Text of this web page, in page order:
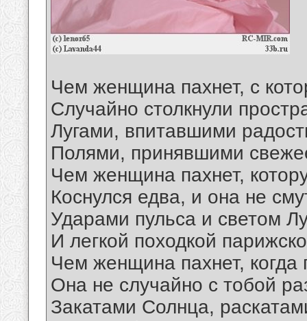
Чем женщина пахнет, с
Случайно столкнули
Лугами, впитавшими
Полями, принявшими
Чем женщина пахнет,
Коснулся едва, и она не
Ударами пульса и светом
И легкой походкой
Чем женщина пахнет, когда
Она не случайно с тобой
Закатами Солнца,